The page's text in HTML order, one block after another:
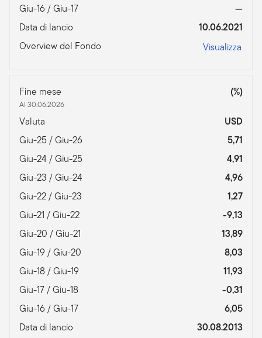
Giu-16 / Giu-17
—
Data di lancio
10.06.2021
Overview del Fondo
Visualizza
Fine mese
Al 30.06.2026
(%)
Valuta
USD
Giu-25 / Giu-26
5,71
Giu-24 / Giu-25
4,91
Giu-23 / Giu-24
4,96
Giu-22 / Giu-23
1,27
Giu-21 / Giu-22
-9,13
Giu-20 / Giu-21
13,89
Giu-19 / Giu-20
8,03
Giu-18 / Giu-19
11,93
Giu-17 / Giu-18
-0,31
Giu-16 / Giu-17
6,05
Data di lancio
30.08.2013